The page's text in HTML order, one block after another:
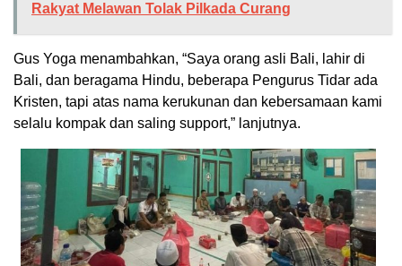
Rakyat Melawan Tolak Pilkada Curang
Gus Yoga menambahkan, “Saya orang asli Bali, lahir di
Bali, dan beragama Hindu, beberapa Pengurus Tidar ada
Kristen, tapi atas nama kerukunan dan kebersamaan kami
selalu kompak dan saling support,” lanjutnya.